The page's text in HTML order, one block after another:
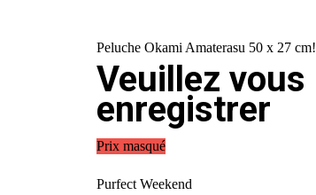
Peluche Okami Amaterasu 50 x 27 cm!
Veuillez vous
enregistrer
Prix masqué
Purfect Weekend